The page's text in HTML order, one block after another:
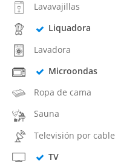
Lavavajillas
Liquadora
Lavadora
Microondas
Ropa de cama
Sauna
Televisión por cable
TV